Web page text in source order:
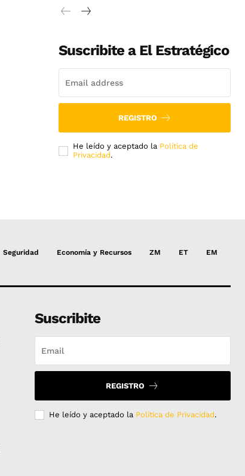
Suscribite a El Estratégico
REGISTRO
He leído y aceptado la Política de
Privacidad.
Seguridad Economía y Recursos ZM ET EM
Suscribite
REGISTRO
He leído y aceptado la Política de Privacidad.